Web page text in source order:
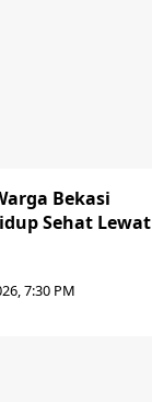
Bekasi
Sehat Lewat
7:30 PM